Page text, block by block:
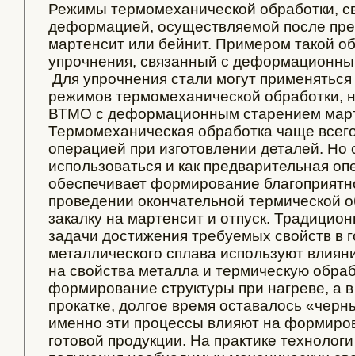
Режимы термомеханической обработки,
деформацией, осуществляемой после
мартенсит или бейнит. Примером такой
упрочнения, связанный с
Для упрочнения стали могут
режимов термомеханической
ВТМО с деформационным старением
Термомеханическая обработка чаще
операцией при изготовлении деталей. Но
использоваться и как предварительная
обеспечивает формирование
проведении окончательной термической
закалку на мартенсит и отпуск.
задачи достижения требуемых свойств в
металлического сплава используют
на свойства металла и термическую
формирование структуры при нагреве, а
прокатке, долгое время оставалось
именно эти процессы влияют на
готовой продукции. На практике